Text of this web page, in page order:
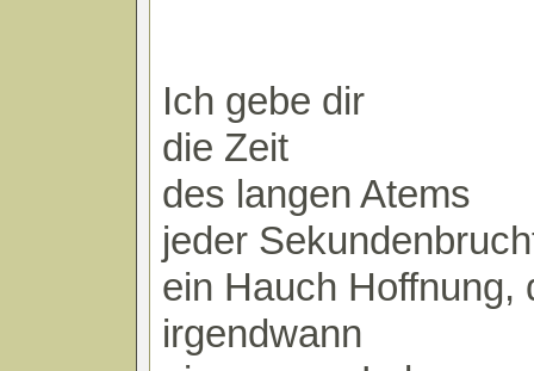
Ich gebe dir
die Zeit
des langen Atems
jeder
ein Hauch Hoffnung,
irgendwann